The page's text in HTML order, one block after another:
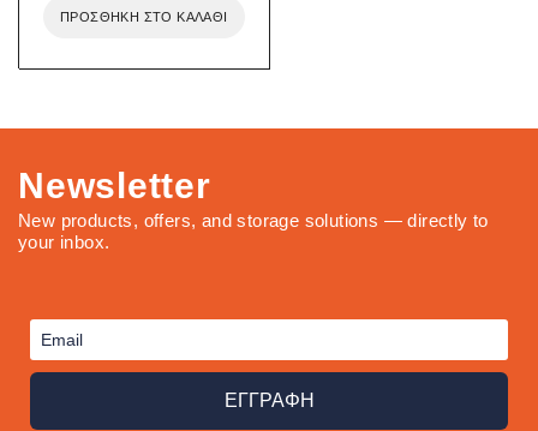
ΠΡΟΣΘΉΚΗ ΣΤΟ ΚΑΛΆΘΙ
Newsletter
New products, offers, and storage solutions — directly to
your inbox.
ΕΓΓΡΑΦΗ